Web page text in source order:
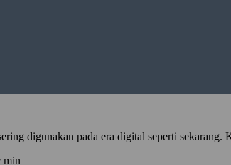
digunakan pada era digital seperti sekarang.